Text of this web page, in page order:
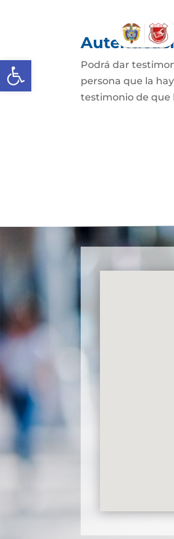
Abrir barra de herramientas
Podrá dar
persona que la
testimonio de que